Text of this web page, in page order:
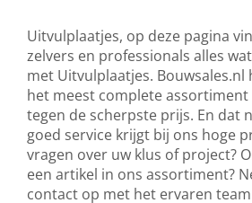
Uitvulplaatjes, op deze pagina
zelvers en professionals alles
met Uitvulplaatjes. Bouwsales.nl
het meest complete assortiment
tegen de scherpste prijs. En dat
goed service krijgt bij ons hoge
vragen over uw klus of project?
een artikel in ons assortiment?
contact op met het ervaren